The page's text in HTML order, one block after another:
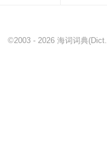
©2003 - 2026 海词词典